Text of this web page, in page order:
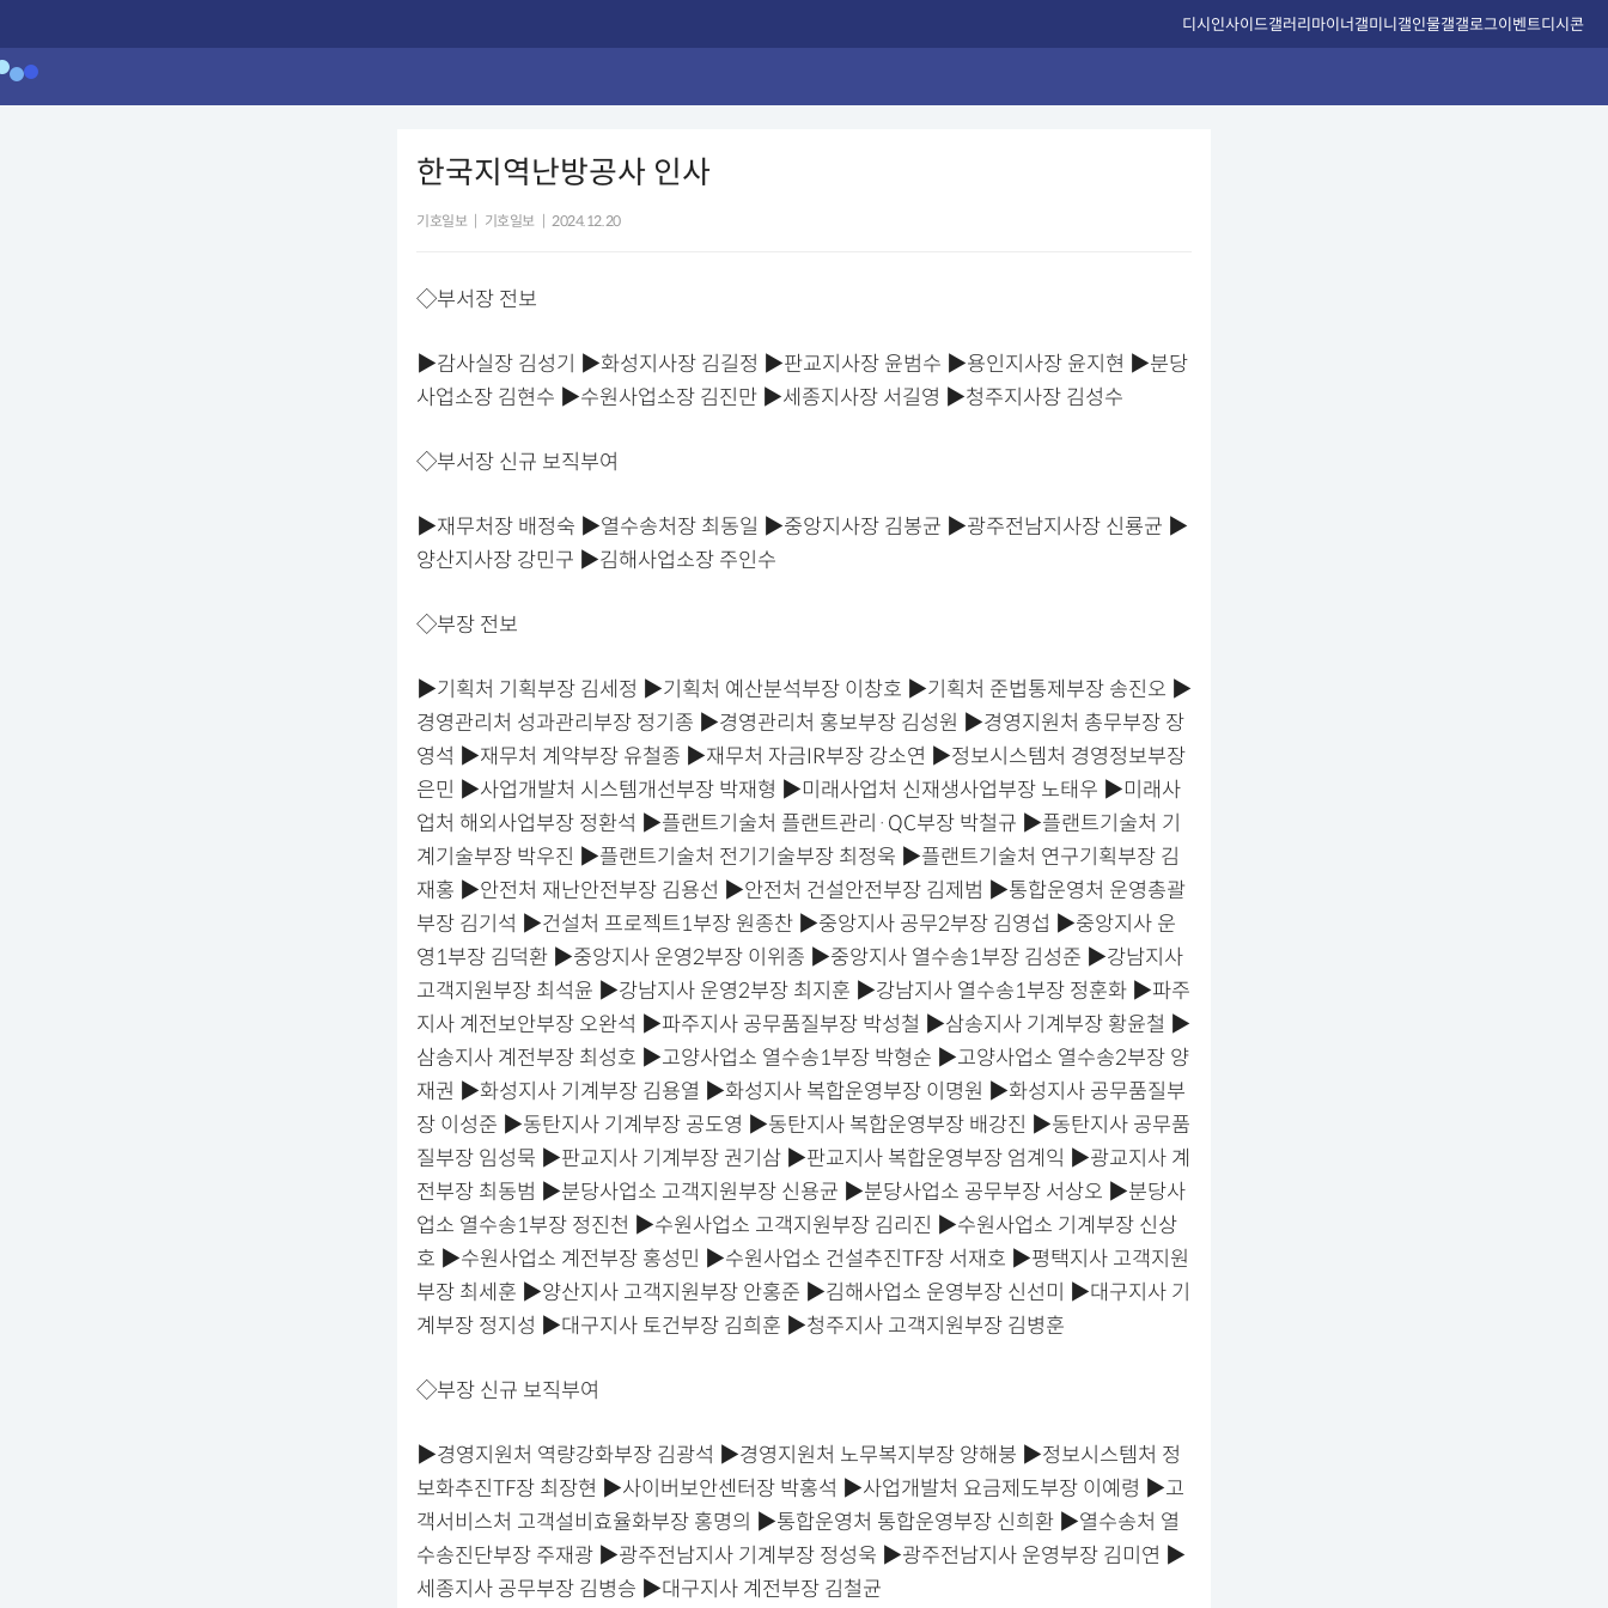
디시인사이드갤러리마이너갤미니갤인물갤갤로그이벤트디시콘
한국지역난방공사 인사
기호일보 기호일보 2024.12.20
◇부서장 전보
▶감사실장 김성기 ▶화성지사장 김길정 ▶판교지사장 윤범수 ▶용인지사장 윤지현 ▶분당
사업소장 김현수 ▶수원사업소장 김진만 ▶세종지사장 서길영 ▶청주지사장 김성수
◇부서장 신규 보직부여
▶재무처장 배정숙 ▶열수송처장 최동일 ▶중앙지사장 김봉균 ▶광주전남지사장 신룡균 ▶
양산지사장 강민구 ▶김해사업소장 주인수
◇부장 전보
▶기획처 기획부장 김세정 ▶기획처 예산분석부장 이창호 ▶기획처 준법통제부장 송진오 ▶
경영관리처 성과관리부장 정기종 ▶경영관리처 홍보부장 김성원 ▶경영지원처 총무부장 장
영석 ▶재무처 계약부장 유철종 ▶재무처 자금IR부장 강소연 ▶정보시스템처 경영정보부장
은민 ▶사업개발처 시스템개선부장 박재형 ▶미래사업처 신재생사업부장 노태우 ▶미래사
업처 해외사업부장 정환석 ▶플랜트기술처 플랜트관리·QC부장 박철규 ▶플랜트기술처 기
계기술부장 박우진 ▶플랜트기술처 전기기술부장 최정욱 ▶플랜트기술처 연구기획부장 김
재홍 ▶안전처 재난안전부장 김용선 ▶안전처 건설안전부장 김제범 ▶통합운영처 운영총괄
부장 김기석 ▶건설처 프로젝트1부장 원종찬 ▶중앙지사 공무2부장 김영섭 ▶중앙지사 운
영1부장 김덕환 ▶중앙지사 운영2부장 이위종 ▶중앙지사 열수송1부장 김성준 ▶강남지사
고객지원부장 최석윤 ▶강남지사 운영2부장 최지훈 ▶강남지사 열수송1부장 정훈화 ▶파주
지사 계전보안부장 오완석 ▶파주지사 공무품질부장 박성철 ▶삼송지사 기계부장 황윤철 ▶
삼송지사 계전부장 최성호 ▶고양사업소 열수송1부장 박형순 ▶고양사업소 열수송2부장 양
재권 ▶화성지사 기계부장 김용열 ▶화성지사 복합운영부장 이명원 ▶화성지사 공무품질부
장 이성준 ▶동탄지사 기계부장 공도영 ▶동탄지사 복합운영부장 배강진 ▶동탄지사 공무품
질부장 임성묵 ▶판교지사 기계부장 권기삼 ▶판교지사 복합운영부장 엄계익 ▶광교지사 계
전부장 최동범 ▶분당사업소 고객지원부장 신용균 ▶분당사업소 공무부장 서상오 ▶분당사
업소 열수송1부장 정진천 ▶수원사업소 고객지원부장 김리진 ▶수원사업소 기계부장 신상
호 ▶수원사업소 계전부장 홍성민 ▶수원사업소 건설추진TF장 서재호 ▶평택지사 고객지원
부장 최세훈 ▶양산지사 고객지원부장 안홍준 ▶김해사업소 운영부장 신선미 ▶대구지사 기
계부장 정지성 ▶대구지사 토건부장 김희훈 ▶청주지사 고객지원부장 김병훈
◇부장 신규 보직부여
▶경영지원처 역량강화부장 김광석 ▶경영지원처 노무복지부장 양해붕 ▶정보시스템처 정
보화추진TF장 최장현 ▶사이버보안센터장 박홍석 ▶사업개발처 요금제도부장 이예령 ▶고
객서비스처 고객설비효율화부장 홍명의 ▶통합운영처 통합운영부장 신희환 ▶열수송처 열
수송진단부장 주재광 ▶광주전남지사 기계부장 정성욱 ▶광주전남지사 운영부장 김미연 ▶
세종지사 공무부장 김병승 ▶대구지사 계전부장 김철균